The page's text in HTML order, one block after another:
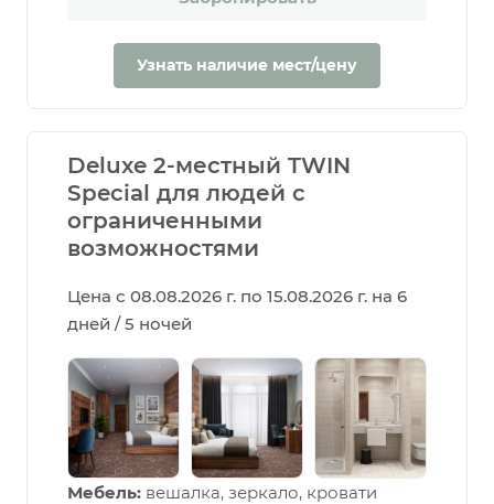
Узнать наличие мест/цену
Deluxe 2-местный TWIN
Special для людей с
ограниченными
возможностями
Цена с 08.08.2026 г. по 15.08.2026 г. на 6
дней / 5 ночей
Мебель: вешалка, зеркало, кровати